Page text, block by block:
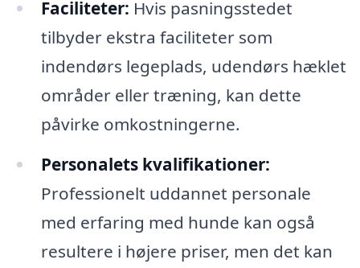
Faciliteter: Hvis pasningsstedet
tilbyder ekstra faciliteter som
indendørs legeplads, udendørs hæklet
områder eller træning, kan dette
påvirke omkostningerne.
Personalets kvalifikationer:
Professionelt uddannet personale
med erfaring med hunde kan også
resultere i højere priser, men det kan